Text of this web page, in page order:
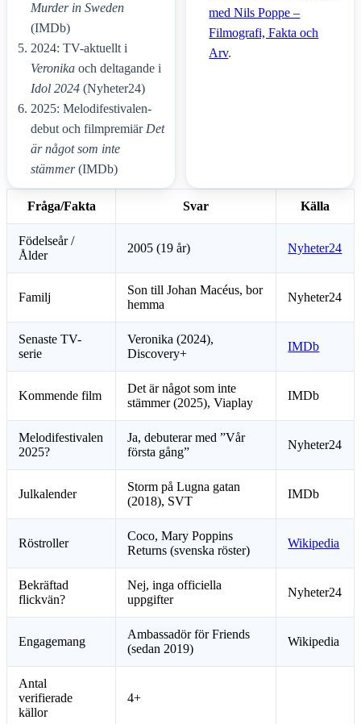
Murder in Sweden
(IMDb)
2024: TV-aktuellt i
Veronikaoch deltagande i
Idol 2024(Nyheter24)
2025: Melodifestivalen-
debut och filmpremiär Det
är något som inte
stämmer(IMDb)
med Nils Poppe –
Filmografi, Fakta och
Arv.
Fråga/Fakta Svar Källa
Födelseår /
Ålder
2005 (19 år) Nyheter24
Familj
Son till Johan Macéus, bor
hemma
Nyheter24
Senaste TV-
serie
Veronika (2024),
Discovery+
IMDb
Kommende film
Det är något som inte
stämmer (2025), Viaplay
IMDb
Melodifestivalen
2025?
Ja, debuterar med ”Vår
första gång”
Nyheter24
Julkalender
Storm på Lugna gatan
(2018), SVT
IMDb
Röstroller
Coco, Mary Poppins
Returns (svenska röster)
Wikipedia
Bekräftad
flickvän?
Nej, inga officiella
uppgifter
Nyheter24
Engagemang
Ambassadör för Friends
(sedan 2019)
Wikipedia
Antal
verifierade
källor
4+